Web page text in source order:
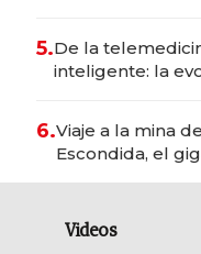
5.De la
inteligente: la
6.Viaje a la mina
Escondida, el
Videos